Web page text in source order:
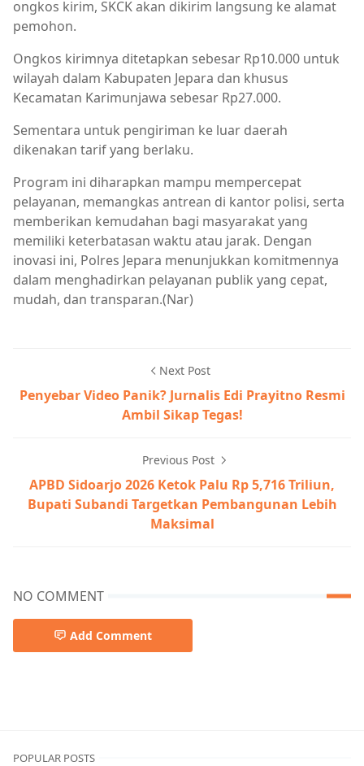
ongkos kirim, SKCK akan dikirim langsung ke alamat
pemohon.
Ongkos kirimnya ditetapkan sebesar Rp10.000 untuk
wilayah dalam Kabupaten Jepara dan khusus
Kecamatan Karimunjawa sebesar Rp27.000.
Sementara untuk pengiriman ke luar daerah
dikenakan tarif yang berlaku.
Program ini diharapkan mampu mempercepat
pelayanan, memangkas antrean di kantor polisi, serta
memberikan kemudahan bagi masyarakat yang
memiliki keterbatasan waktu atau jarak. Dengan
inovasi ini, Polres Jepara menunjukkan komitmennya
dalam menghadirkan pelayanan publik yang cepat,
mudah, dan transparan.(Nar)
Next Post
Penyebar Video Panik? Jurnalis Edi Prayitno Resmi
Ambil Sikap Tegas!
Previous Post
APBD Sidoarjo 2026 Ketok Palu Rp 5,716 Triliun,
Bupati Subandi Targetkan Pembangunan Lebih
Maksimal
NO COMMENT
Add Comment
POPULAR POSTS